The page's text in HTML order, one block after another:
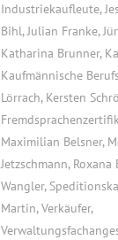
Industriekaufleute,
Bihl, Julian Franke,
Katharina Brunner,
Kaufmännische
Lörrach, Kersten
Maximilian Belsner,
Jetzschmann, Roxana
Wangler,
Martin, Verkäufer,